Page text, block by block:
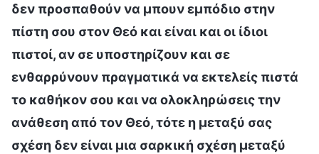
δεν προσπαθούν να μπουν εμπόδιο στην
πίστη σου στον Θεό και είναι και οι ίδιοι
πιστοί, αν σε υποστηρίζουν και σε
ενθαρρύνουν πραγματικά να εκτελείς πιστά
το καθήκον σου και να ολοκληρώσεις την
ανάθεση από τον Θεό, τότε η μεταξύ σας
σχέση δεν είναι μια σαρκική σχέση μεταξύ